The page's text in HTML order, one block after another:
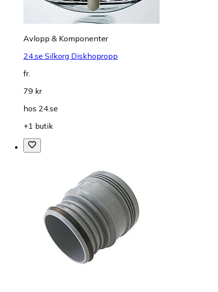
Avlopp & Komponenter
24.se Silkorg Diskhopropp
fr.
79 kr
hos 24.se
+1 butik